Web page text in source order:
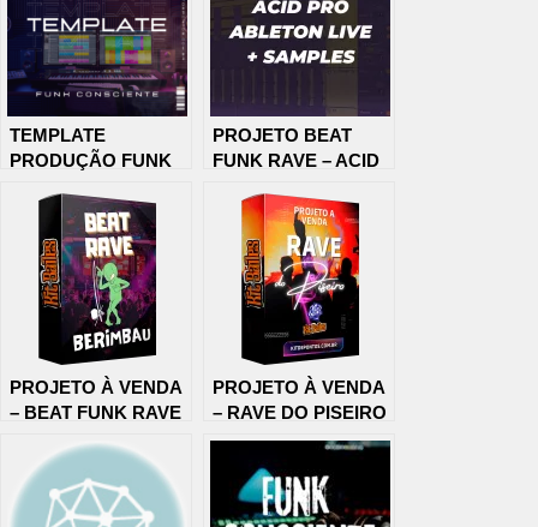
TEMPLATE
PRODUÇÃO FUNK
PROJETO BEAT
FUNK RAVE – ACID
LIVE + SAMPLES
DOWNLOAD
PROJETO À VENDA
– BEAT FUNK RAVE
(VENDIDO)
PROJETO À VENDA
– RAVE DO PISEIRO